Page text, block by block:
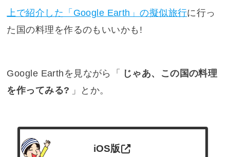
上で紹介した「Google Earth」の擬似旅行に行っ
た国の料理を作るのもいいかも!
Google Earthを見ながら「
じゃあ、この国の料理
を作ってみる? 」とか。
iOS版